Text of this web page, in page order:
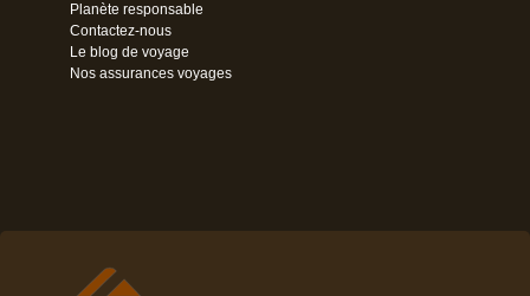
Planète responsable
Contactez-nous
Le blog de voyage
Nos assurances voyages